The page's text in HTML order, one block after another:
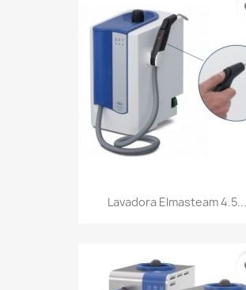
Lavadora Elmasteam 4.5...